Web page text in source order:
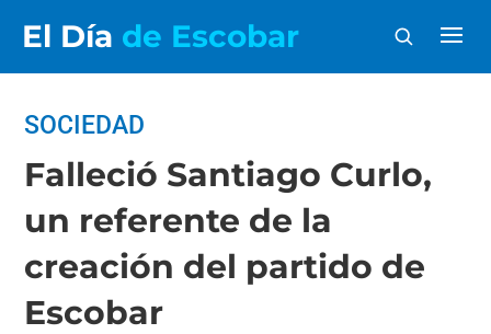
El Día de Escobar
SOCIEDAD
Falleció Santiago Curlo,
un referente de la
creación del partido de
Escobar